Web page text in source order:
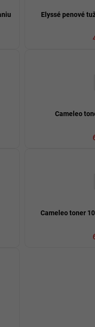
Elyssé penové
Cameleo
Cameleo toner